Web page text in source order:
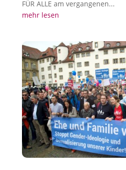
FÜR ALLE am vergangenen...
mehr lesen